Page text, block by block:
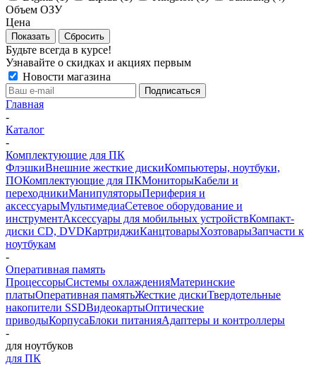
Объем ОЗУ
Цена
Сбросить
Будьте всегда в курсе!
Узнавайте о скидках и акциях первым
Новости магазина
Главная
-
Каталог
-
Комплектующие для ПК
ФлэшкиВнешние жесткие дискиКомпьютеры, ноутбуки,
ПОКомплектующие для ПКМониторыКабели и
переходникиМанипуляторыПериферия и
аксессуарыМультимедиаСетевое оборудование и
инструментАксессуары для мобильных устройствКомпакт-
диски CD, DVDКартриджиКанцтоварыХозтоварыЗапчасти к
ноутбукам
-
Оперативная память
ПроцессорыСистемы охлажденияМатеринские
платыОперативная памятьЖесткие дискиТвердотельные
накопители SSDВидеокартыОптические
приводыКорпусаБлоки питанияАдаптеры и контроллеры
-
для ноутбуков
для ПК